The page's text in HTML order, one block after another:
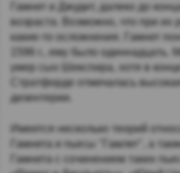
Гамнет и Джудит, далеко до
возраста. Возможно, что при их
какие-то осложнения. Гамнет
1596 г., ему было одиннадцать.
умер сын Шекспира, хотя в
Стратфорде отмечалась
дизентерии.
Имеется несколько теорий
Гамнета и пьесы "Гамлет", а
Гамнета c сочинением таких